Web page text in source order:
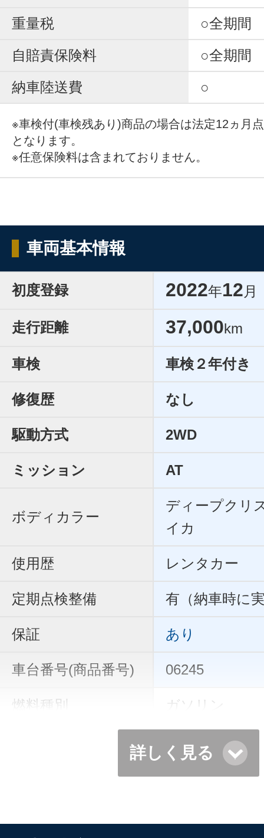
重量税
○全期間
自賠責保険料
○全期間
納車陸送費
○
※車検付(車検残あり)商品の場合は法定12ヵ月
となります。
※任意保険料は含まれておりません。
車両基本情報
初度登録 2022年12 月
走行距離 37,000km
車検 車検２年付き
修復歴 なし
駆動方式 2WD
ミッション AT
ボディカラー
ディープクリ
イカ
使用歴 レンタカー
定期点検整備 有（納車時に
保証 あり
車台番号(商品番号) 06245
燃料種別 ガソリン
詳しく見る